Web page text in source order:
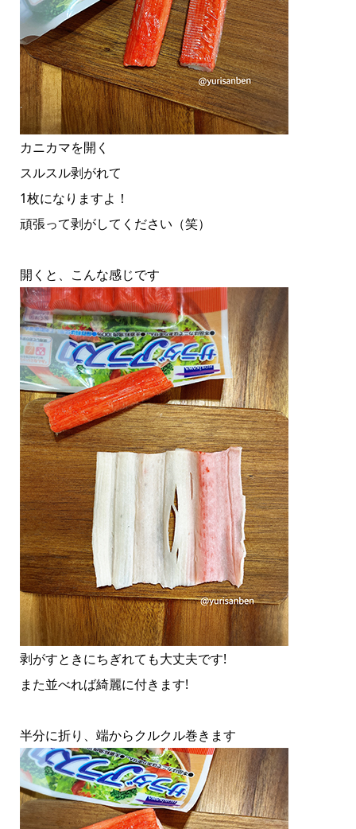
カニカマを開く
スルスル剥がれて
1枚になりますよ！
頑張って剥がしてください（笑）
開くと、こんな感じです
剥がすときにちぎれても大丈夫です!
また並べれば綺麗に付きます!
半分に折り、端からクルクル巻きます